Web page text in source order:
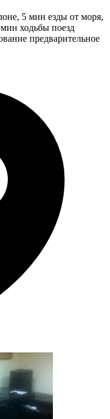
5 мин езды от моря,
ходьбы поезд
предварительное